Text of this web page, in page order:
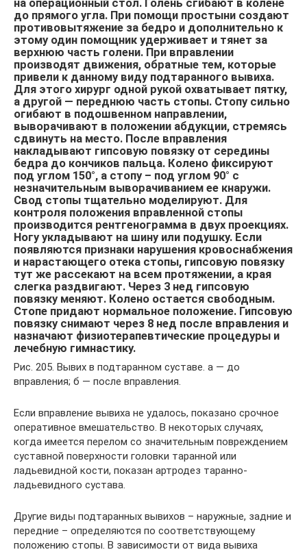
на операционный стол. Голень сгибают в колене
до прямого угла. При помощи простыни создают
противовытяжение за бедро и дополнительно к
этому один помощник удерживает и тянет за
верхнюю часть голени. При вправлении
производят движения, обратные тем, которые
привели к данному виду подтаранного вывиха.
Для этого хирург одной рукой охватывает пятку,
а другой — переднюю часть стопы. Стопу сильно
огибают в подошвенном направлении,
выворачивают в положении абдукции, стремясь
сдвинуть на место. После вправления
накладывают гипсовую повязку от середины
бедра до кончиков пальца. Колено фиксируют
под углом 150°, а стопу – под углом 90° с
незначительным выворачиванием ее кнаружи.
Свод стопы тщательно моделируют. Для
контроля положения вправленной стопы
производится рентгенограмма в двух проекциях.
Ногу укладывают на шину или подушку. Если
появляются признаки нарушения кровоснабжения
и нарастающего отека стопы, гипсовую повязку
тут же рассекают на всем протяжении, а края
слегка раздвигают. Через 3 нед гипсовую
повязку меняют. Колено остается свободным.
Стопе придают нормальное положение. Гипсовую
повязку снимают через 8 нед после вправления и
назначают физиотерапевтические процедуры и
лечебную гимнастику.
Рис. 205. Вывих в подтаранном суставе. а — до
вправления; б — после вправления.
Если вправление вывиха не удалось, показано срочное
оперативное вмешательство. В некоторых случаях,
когда имеется перелом со значительным повреждением
суставной поверхности головки таранной или
ладьевидной кости, показан артродез таранно-
ладьевидного сустава.
Другие виды подтаранных вывихов – наружные, задние и
передние – определяются по соответствующему
положению стопы. В зависимости от вида вывиха